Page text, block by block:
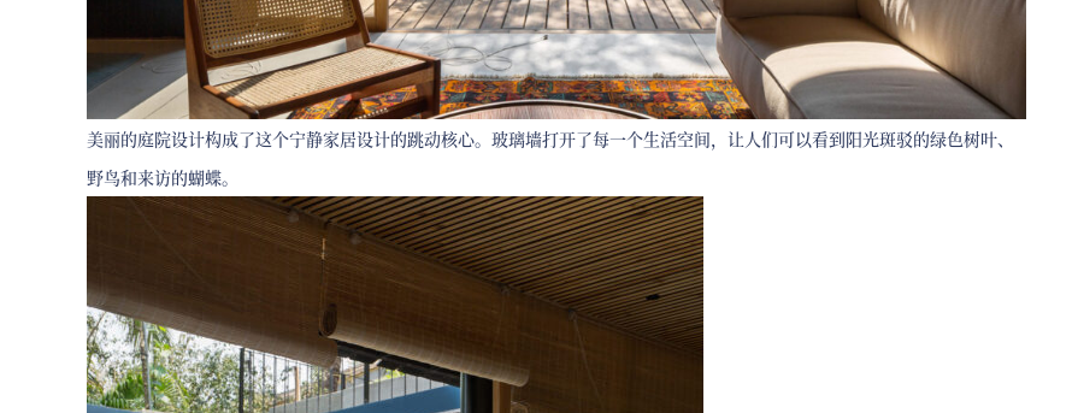
美丽的庭院设计构成了这个宁静家居设计的跳动核心。玻璃墙打开了每一个生活空间，让人们可以看到阳光斑驳的绿色树叶、
野鸟和来访的蝴蝶。